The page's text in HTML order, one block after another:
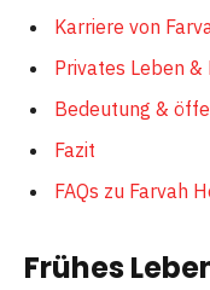
Karriere von
Privates Leben
Bedeutung &
Fazit
FAQs zu Farvah
Frühes